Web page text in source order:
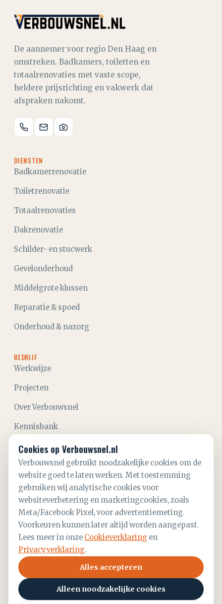
De aannemer voor regio Den Haag en
omstreken. Badkamers, toiletten en
totaalrenovaties met vaste scope,
heldere prijsrichting en vakwerk dat
afspraken nakomt.
DIENSTEN
Badkamerrenovatie
Toiletrenovatie
Totaalrenovaties
Dakrenovatie
Schilder- en stucwerk
Gevelonderhoud
Middelgrote klussen
Reparatie & spoed
Onderhoud & nazorg
BEDRIJF
Werkwijze
Projecten
Over Verbouwsnel
Kennisbank
Aanvraag starten
Contact
CONTACT
06 28 21 52 59
info@verbouwsnel.nl
© Verbouwsnel B.V.— Aannemer Den Haag &
omstreken.
Cookies op Verbouwsnel.nl
Verbouwsnel gebruikt noodzakelijke cookies om de
website goed te laten werken. Met toestemming
gebruiken wij analytische cookies voor
websiteverbetering en marketingcookies, zoals
Meta/Facebook Pixel, voor advertentiemeting.
Voorkeuren kunnen later altijd worden aangepast.
Lees meer in onze Cookieverklaring en
Privacyverklaring.
Alles accepteren
Alleen noodzakelijke cookies